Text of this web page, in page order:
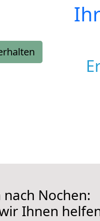
Nochen:
Ihnen